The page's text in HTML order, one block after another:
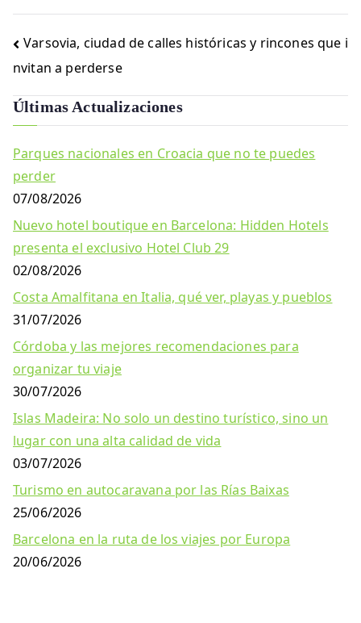
Navegación
de
entradas
Varsovia, ciudad de calles históricas y rincones que i
nvitan a perderse
Últimas Actualizaciones
Parques nacionales en Croacia que no te puedes
perder
07/08/2026
Nuevo hotel boutique en Barcelona: Hidden Hotels
presenta el exclusivo Hotel Club 29
02/08/2026
Costa Amalfitana en Italia, qué ver, playas y pueblos
31/07/2026
Córdoba y las mejores recomendaciones para
organizar tu viaje
30/07/2026
Islas Madeira: No solo un destino turístico, sino un
lugar con una alta calidad de vida
03/07/2026
Turismo en autocaravana por las Rías Baixas
25/06/2026
Barcelona en la ruta de los viajes por Europa
20/06/2026